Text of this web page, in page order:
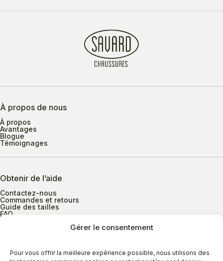
Gérer le consentement
Pour vous offrir la meilleure expérience possible, nous utilisons des
À propos de nous
À propos
Avantages
Blogue
Témoignages
Obtenir de l’aide
Contactez-nous
Commandes et retours
Guide des tailles
FAQ
Heures d’ouverture